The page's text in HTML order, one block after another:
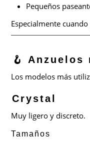
Pequeños
Especialmente
🪝 Anzuelos
Los modelos más
Crystal
Muy ligero y discreto.
Tamaños